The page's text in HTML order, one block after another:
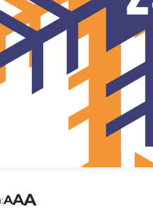
AAA